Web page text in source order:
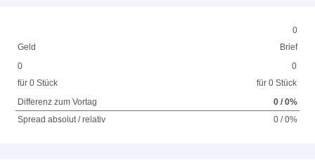
0
Geld
Brief
0
für 0 Stück
0
für 0 Stück
Differenz zum Vortag
0 / 0%
Spread absolut / relativ
0 / 0%